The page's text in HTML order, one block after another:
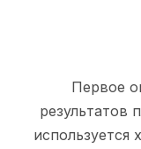
Первое
результатов
используется